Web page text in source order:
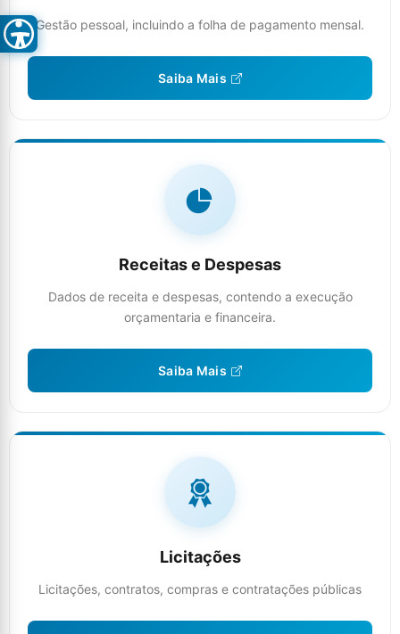
Gestão pessoal, incluindo a folha de pagamento mensal.
Saiba Mais
Receitas e Despesas
Dados de receita e despesas, contendo a execução
orçamentaria e financeira.
Saiba Mais
Licitações
Licitações, contratos, compras e contratações públicas